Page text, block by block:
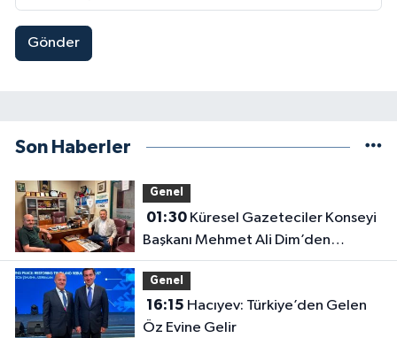
Gönder
Son Haberler
Genel
01:30Küresel Gazeteciler Konseyi
Başkanı Mehmet Ali Dim’den
Gazetemize Ziyaret
Genel
16:15
Öz Evine Gelir